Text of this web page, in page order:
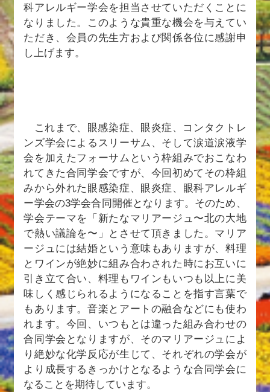
科アレルギー学会を担当させていただくことに
なりました。このような貴重な機会を与えてい
ただき、会員の先生方および関係各位に感謝申
し上げます。
これまで、眼感染症、眼炎症、コンタクトレ
ンズ学会によるスリーサム、そして涙道涙液学
会を加えたフォーサムという枠組みでおこなわ
れてきた合同学会ですが、今回初めてその枠組
みから外れた眼感染症、眼炎症、眼科アレルギ
ー学会の3学会合同開催となります。そのため、
学会テーマを「新たなマリアージュ〜北の大地
で熱い議論を〜」とさせて頂きました。マリア
ージュには結婚という意味もありますが、料理
とワインが絶妙に組み合わされた時にお互いに
引き立て合い、料理もワインもいつも以上に美
味しく感じられるようになることを指す言葉で
もあります。音楽とアートの融合などにも使わ
れます。今回、いつもとは違った組み合わせの
合同学会となりますが、そのマリアージュによ
り絶妙な化学反応が生じて、それぞれの学会が
より成長するきっかけとなるような合同学会に
なることを期待しています。